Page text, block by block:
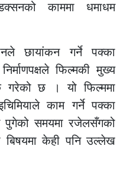
काममा धमाधम
छायांकन गर्ने पक्का
फिल्मकी मुख्य
गरेको छ । यो फिल्ममा
काम गर्ने पक्का
पुगेको समयमा रजेलसँगको
बिषयमा केही पनि उल्लेख